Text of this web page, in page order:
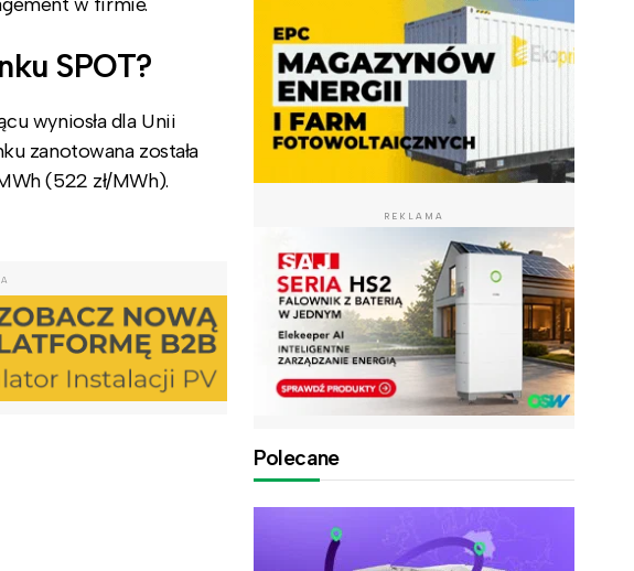
SPOT?
wyniosła dla Unii
zanotowana została
(522 zł/MWh).
REKLAMA
Polecane